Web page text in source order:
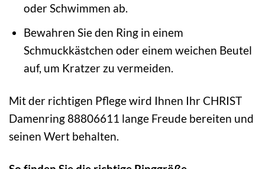
oder Schwimmen ab.
Bewahren Sie den Ring in einem
Schmuckkästchen oder einem weichen Beutel
auf, um Kratzer zu vermeiden.
Mit der richtigen Pflege wird Ihnen Ihr CHRIST
Damenring 88806611 lange Freude bereiten und
seinen Wert behalten.